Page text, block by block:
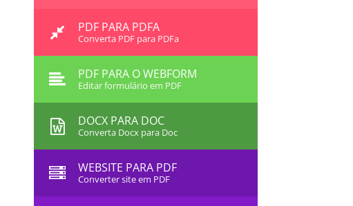
PDF PARA PDFA
Converta PDF para PDFa
PDF PARA O WEBFORM
Editar formulário em PDF
DOCX PARA DOC
Converta Docx para Doc
WEBSITE PARA PDF
Converter site em PDF